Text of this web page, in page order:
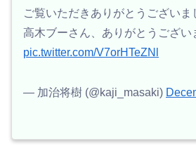
ご覧いただきありがとうございま
高木ブーさん、ありがとうござい
pic.twitter.com/V7orHTeZNl
— 加治将樹 (@kaji_masaki)